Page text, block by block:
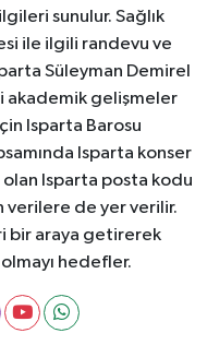
sunulur. Sağlık
ile ilgili randevu ve
Süleyman Demirel
akademik gelişmeler
Isparta Barosu
Isparta konser
Isparta posta kodu
verilere de yer verilir.
bir araya getirerek
hedefler.